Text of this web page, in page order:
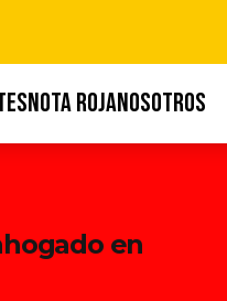
NOTA ROJANOSOTROS
en